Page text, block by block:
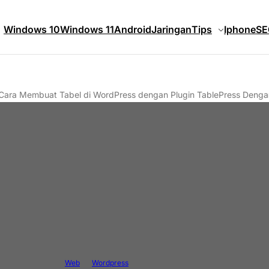
Windows 10Windows 11AndroidJaringanTips Iphone
Membuat Tabel di WordPress dengan Plugin TablePress
Web Wordpress